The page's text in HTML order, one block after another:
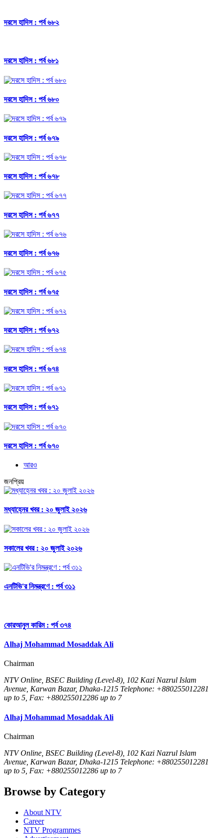
দরসে হাদিস : পর্ব ৬৮২
দরসে হাদিস : পর্ব ৬৮১
দরসে হাদিস : পর্ব ৬৮০
দরসে হাদিস : পর্ব ৬৭৯
দরসে হাদিস : পর্ব ৬৭৮
দরসে হাদিস : পর্ব ৬৭৭
দরসে হাদিস : পর্ব ৬৭৬
দরসে হাদিস : পর্ব ৬৭৫
দরসে হাদিস : পর্ব ৬৭২
দরসে হাদিস : পর্ব ৬৭৪
দরসে হাদিস : পর্ব ৬৭১
দরসে হাদিস : পর্ব ৬৭০
আরও
জনপ্রিয়
মধ্যাহ্নের খবর : ২০ জুলাই ২০২৬
সকালের খবর : ২০ জুলাই ২০২৬
এনটিভি'র নিমন্ত্রণে : পর্ব ৩১১
কোরআনুল কারিম : পর্ব ৩৭৪
Alhaj Mohammad Mosaddak Ali
Chairman
NTV Online, BSEC Building (Level-8), 102 Kazi Nazrul Islam
Avenue, Karwan Bazar, Dhaka-1215 Telephone: +880255012281
up to 5, Fax: +880255012286 up to 7
Alhaj Mohammad Mosaddak Ali
Chairman
NTV Online, BSEC Building (Level-8), 102 Kazi Nazrul Islam
Avenue, Karwan Bazar, Dhaka-1215 Telephone: +880255012281
up to 5, Fax: +880255012286 up to 7
Browse by Category
About NTV
Career
NTV Programmes